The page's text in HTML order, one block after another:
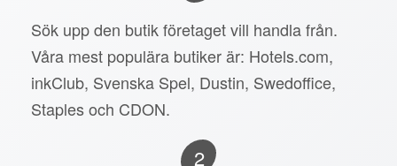
Sök upp den butik företaget vill handla från.
Våra mest populära butiker är: Hotels.com,
inkClub, Svenska Spel, Dustin, Swedoffice,
Staples och CDON.
2